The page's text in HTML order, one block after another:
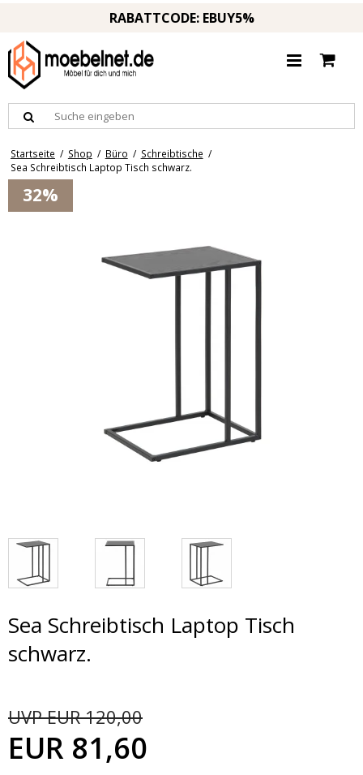
RABATTCODE: EBUY5%
Startseite / Shop / Büro / Schreibtische /
Sea Schreibtisch Laptop Tisch schwarz.
32%
Sea Schreibtisch Laptop Tisch
schwarz.
EUR 81,60
UVP EUR 120,00